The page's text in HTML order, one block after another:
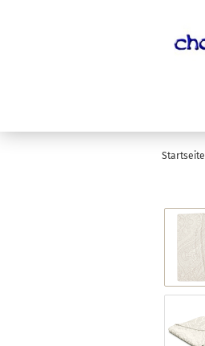
Startseite